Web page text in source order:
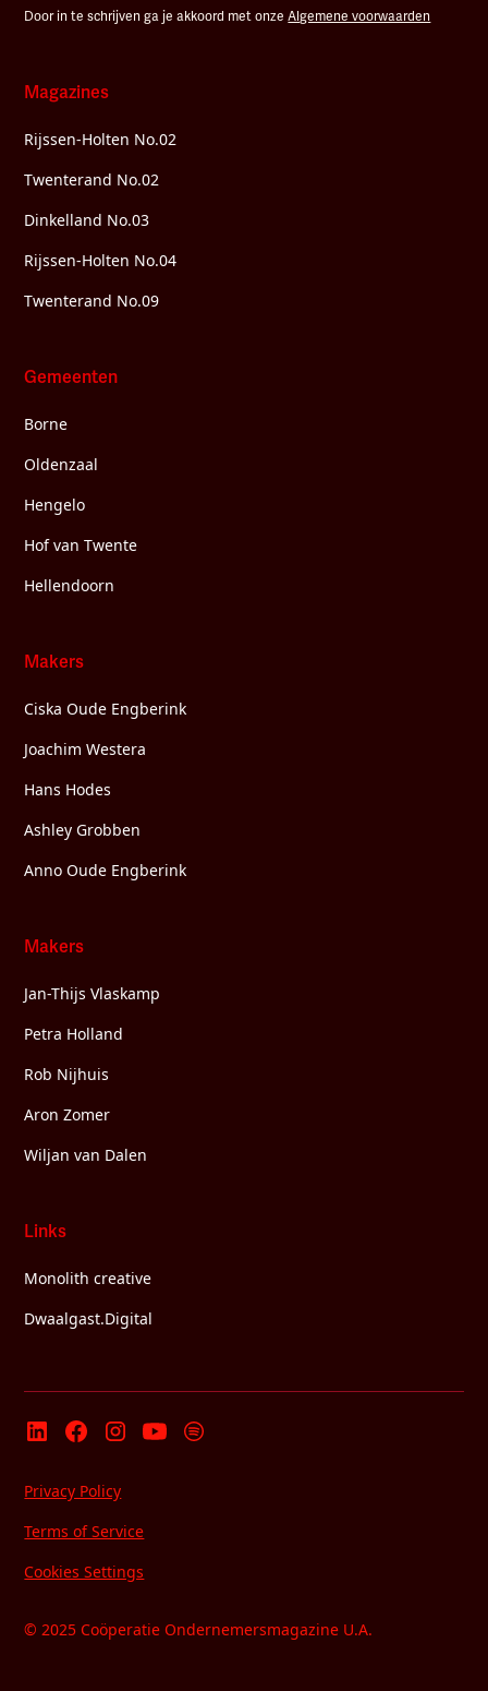
Door in te schrijven ga je akkoord met onzeAlgemene voorwaarden
Magazines
Rijssen-Holten No.02
Twenterand No.02
Dinkelland No.03
Rijssen-Holten No.04
Twenterand No.09
Gemeenten
Borne
Oldenzaal
Hengelo
Hof van Twente
Hellendoorn
Makers
Ciska Oude Engberink
Joachim Westera
Hans Hodes
Ashley Grobben
Anno Oude Engberink
Makers
Jan-Thijs Vlaskamp
Petra Holland
Rob Nijhuis
Aron Zomer
Wiljan van Dalen
Links
Monolith creative
Dwaalgast.Digital
© 2025 Coöperatie Ondernemersmagazine U.A.
Privacy Policy
Terms of Service
Cookies Settings